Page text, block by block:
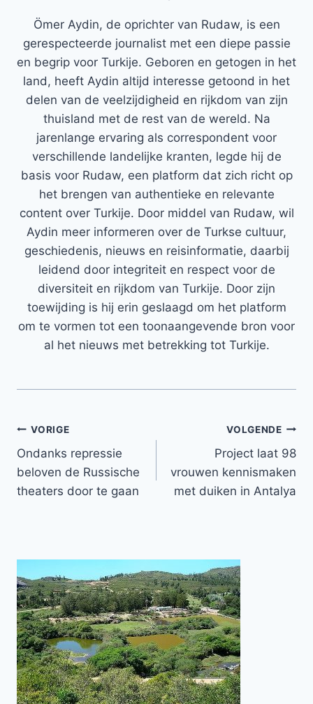
Ömer Aydin, de oprichter van Rudaw, is een
gerespecteerde journalist met een diepe passie
en begrip voor Turkije. Geboren en getogen in het
land, heeft Aydin altijd interesse getoond in het
delen van de veelzijdigheid en rijkdom van zijn
thuisland met de rest van de wereld. Na
jarenlange ervaring als correspondent voor
verschillende landelijke kranten, legde hij de
basis voor Rudaw, een platform dat zich richt op
het brengen van authentieke en relevante
content over Turkije. Door middel van Rudaw, wil
Aydin meer informeren over de Turkse cultuur,
geschiedenis, nieuws en reisinformatie, daarbij
leidend door integriteit en respect voor de
diversiteit en rijkdom van Turkije. Door zijn
toewijding is hij erin geslaagd om het platform
om te vormen tot een toonaangevende bron voor
al het nieuws met betrekking tot Turkije.
Bericht
navigatie
VORIGE
Ondanks repressie
beloven de Russische
theaters door te gaan
VOLGENDE
Project laat 98
vrouwen kennismaken
met duiken in Antalya